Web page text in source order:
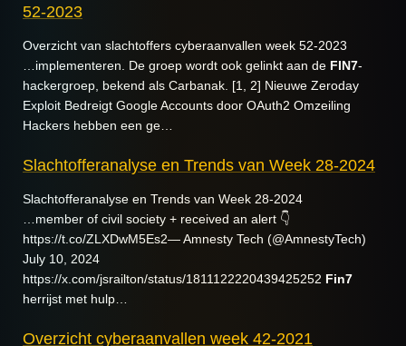
52-2023
Overzicht van slachtoffers cyberaanvallen week 52-2023
…implementeren. De groep wordt ook gelinkt aan de FIN7-
hackergroep, bekend als Carbanak. [1, 2] Nieuwe Zeroday
Exploit Bedreigt Google Accounts door OAuth2 Omzeiling
Hackers hebben een ge…
Slachtofferanalyse en Trends van Week 28-2024
Slachtofferanalyse en Trends van Week 28-2024
…member of civil society + received an alert 👇
https://t.co/ZLXDwM5Es2— Amnesty Tech (@AmnestyTech)
July 10, 2024
https://x.com/jsrailton/status/1811122220439425252 Fin7
herrijst met hulp…
Overzicht cyberaanvallen week 42-2021